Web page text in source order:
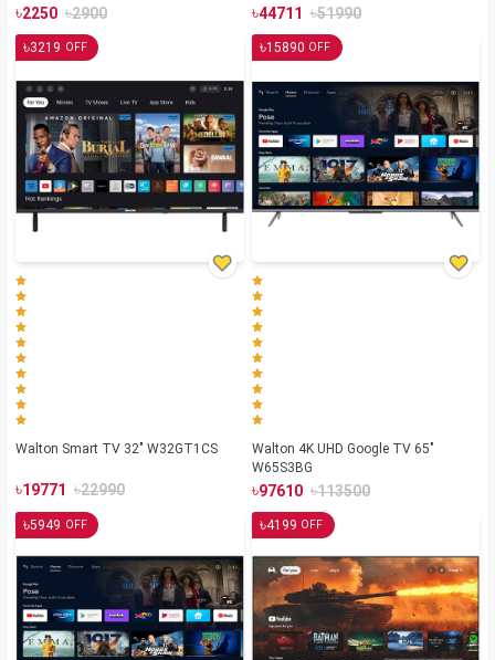
৳2250 ৳2900 ৳44711 ৳51990
৳3219 OFF
Walton Smart TV 32" W32GT1CS
৳19771 ৳22990
৳15890 OFF
Walton 4K UHD Google TV 65"
W65S3BG
৳97610 ৳113500
৳5949 OFF ৳4199 OFF